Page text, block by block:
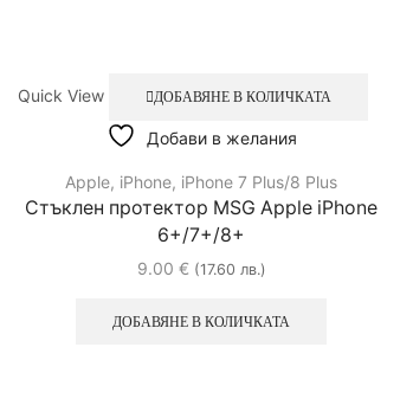
Quick View ДОБАВЯНЕ В КОЛИЧКАТА
Добави в желания
Apple, iPhone, iPhone 7 Plus/8 Plus
Стъклен протектор MSG Apple iPhone
6+/7+/8+
9.00 € (17.60 лв.)
ДОБАВЯНЕ В КОЛИЧКАТА